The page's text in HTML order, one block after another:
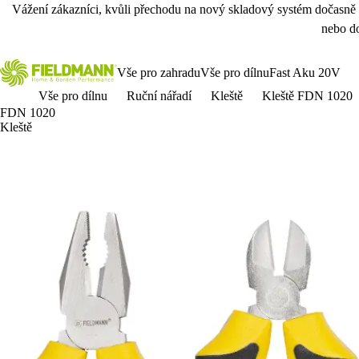
Vážení zákazníci, kvůli přechodu na nový skladový systém
nebo
Vše pro zahraduVše pro dílnuFast Aku 20V
Vše pro dílnu
Ruční nářadí Kleště
Kleště FDN 1020
FDN 1020
Kleště